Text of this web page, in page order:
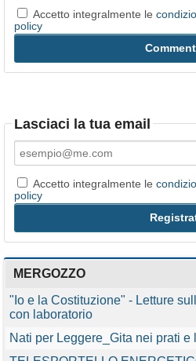
Accetto integralmente le
policy
Lasciaci la tua email
Accetto integralmente le
policy
MERGOZZO
"Io e la Costituzione" - Letture
con laboratorio
Nati per Leggere_Gita nei prati